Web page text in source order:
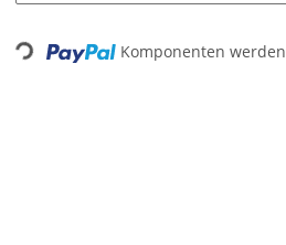
Loading... Komponenten